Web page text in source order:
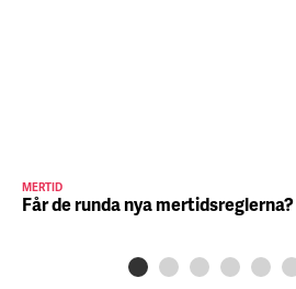
MERTID
Får de runda nya mertidsreglerna?